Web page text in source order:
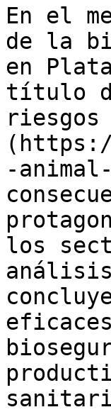
En el
de la
en
título
riesgos
-
los